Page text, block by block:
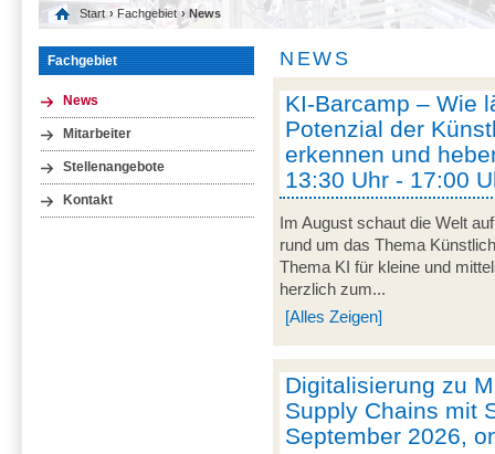
Start › Fachgebiet › News
Fachgebiet
News
Mitarbeiter
Stellenangebote
Kontakt
NEWS
KI-Barcamp – Wie
Potenzial der
erkennen und
13:30 Uhr - 17:00
Im August schaut die Welt
rund um das Thema
Thema KI für kleine und
herzlich zum...
[Alles Zeigen]
Digitalisierung zu
Supply Chains mit
September 2026,